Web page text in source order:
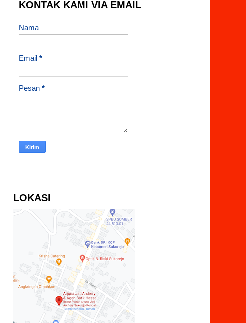
KONTAK KAMI VIA EMAIL
Nama
Email *
Pesan *
LOKASI